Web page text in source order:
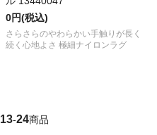
0円(税込)
さらさらのやわらかい手触りが長く
続く心地よさ 極細ナイロンラグ
13-24商品